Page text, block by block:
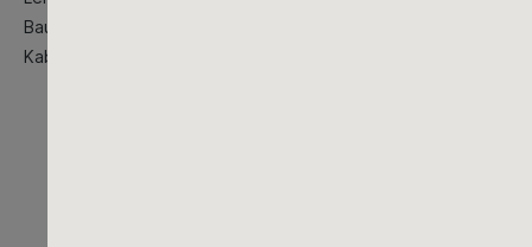
Baustellenbedarf
Kabeltrommeln